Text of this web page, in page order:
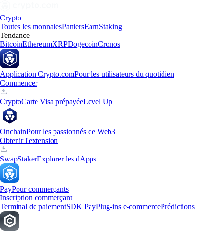
Crypto
Toutes les monnaiesPaniersEarnStaking
Tendance
BitcoinEthereumXRPDogecoinCronos
Application Crypto.comPour les utilisateurs du quotidien
Commencer
CryptoCarte Visa prépayéeLevel Up
OnchainPour les passionnés de Web3
Obtenir l'extension
SwapStakerExplorer les dApps
PayPour commerçants
Inscription commerçant
Terminal de paiementSDK PayPlug-ins e-commercePrédictions